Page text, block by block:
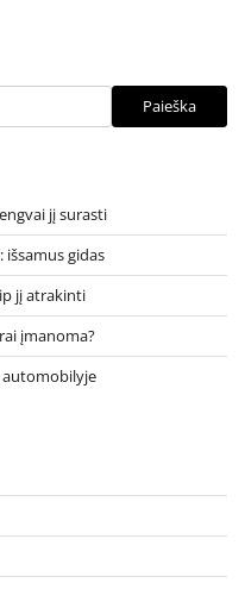
Paieška
jį surasti
išsamus gidas
jį atrakinti
įmanoma?
automobilyje